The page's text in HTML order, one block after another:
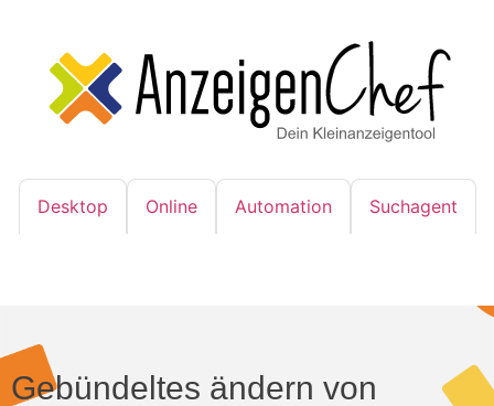
Desktop Online Automation Suchagent
Gebündeltes ändern von